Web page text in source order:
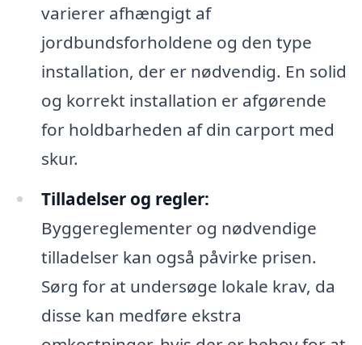
varierer afhængigt af
jordbundsforholdene og den type
installation, der er nødvendig. En solid
og korrekt installation er afgørende
for holdbarheden af din carport med
skur.
Tilladelser og regler:
Byggereglementer og nødvendige
tilladelser kan også påvirke prisen.
Sørg for at undersøge lokale krav, da
disse kan medføre ekstra